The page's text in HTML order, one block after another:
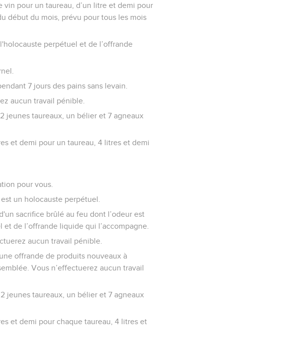
vin pour un taureau, d’un litre et demi pour
début du mois, prévu pour tous les mois
perpétuel et de l’offrande
7 jours des pains sans levain.
aucun travail pénible.
jeunes taureaux, un bélier et 7 agneaux
et demi pour un taureau, 4 litres et demi
pour vous.
un holocauste perpétuel.
sacrifice brûlé au feu dont l’odeur est
de l’offrande liquide qui l’accompagne.
aucun travail pénible.
offrande de produits nouveaux à
Vous n’effectuerez aucun travail
jeunes taureaux, un bélier et 7 agneaux
et demi pour chaque taureau, 4 litres et